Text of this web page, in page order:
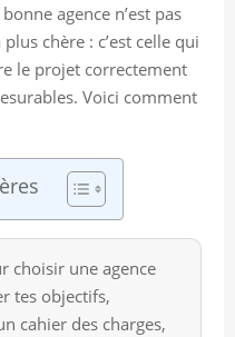
agence n’est pas
chère : c’est celle qui
le projet correctement
Voici comment
choisir une agence
tes objectifs,
cahier des charges,